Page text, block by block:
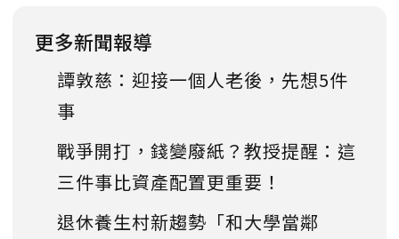
更多新聞報導
譚敦慈：迎接一個人老後，先想5件
事
戰爭開打，錢變廢紙？教授提醒：這
三件事比資產配置更重要！
退休養生村新趨勢「和大學當鄰